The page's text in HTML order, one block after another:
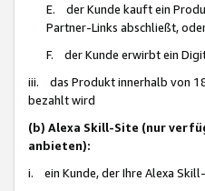
E. der Kunde kauft ein
Partner-Links abschließt,
F. der Kunde erwirbt ein
iii. das Produkt innerhalb von
bezahlt wird
(b) Alexa Skill-Site (nur
anbieten):
i. ein Kunde, der Ihre Alexa